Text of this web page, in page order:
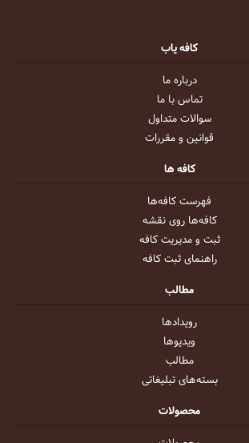
کافه یاب
درباره ما
تماس با ما
سوالات متداول
قوانین و مقررات
کافه ها
فهرست کافه‌ها
کافه‌ها روی نقشه
ثبت و مدیریت کافه
راهنمای ثبت کافه
مطالب
رویداد‌ها
ویدیو‌ها
مطالب
بسته‌های تبلیغاتی
محصولات